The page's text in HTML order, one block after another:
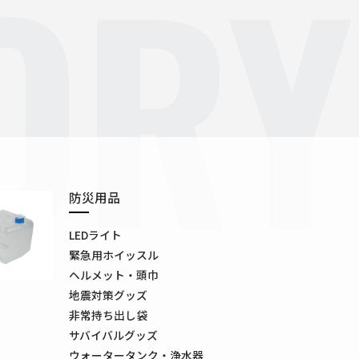
防災用品
LEDライト
緊急用ホイッスル
ヘルメット・頭巾
地震対策グッズ
非常持ち出し袋
サバイバルグッズ
ウォータータンク・浄水器